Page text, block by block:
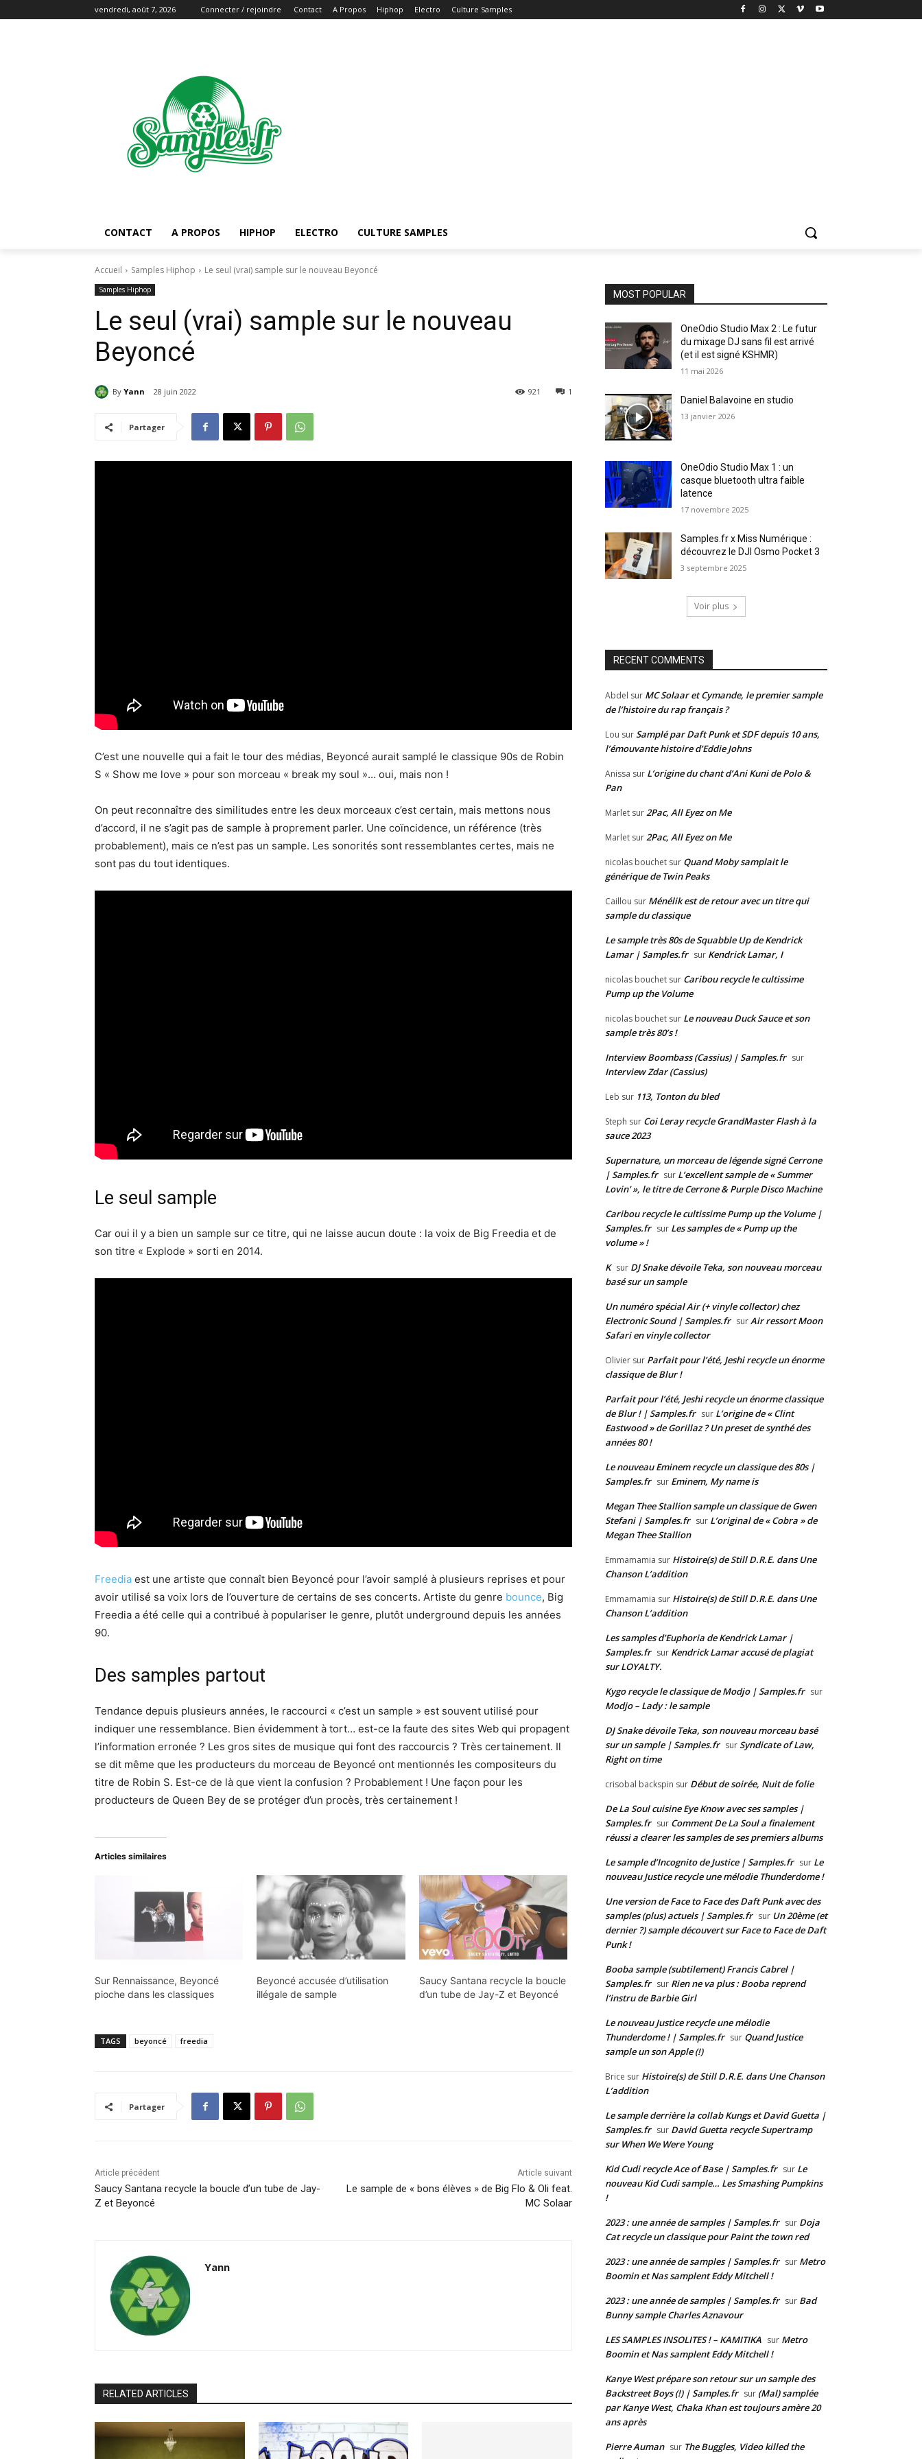
vendredi, août 7, 2026 Connecter / rejoindre Contact A Propos Hiphop Electro Culture Samples
CONTACT A PROPOS HIPHOP ELECTRO CULTURE SAMPLES
Accueil Samples Hiphop Le seul (vrai) sample sur le nouveau Beyoncé
Samples Hiphop
Le seul (vrai) sample sur le nouveau
Beyoncé
By Yann 28 juin 2022 1
921
Partager
C’est une nouvelle qui a fait le tour des médias, Beyoncé aurait samplé le classique 90s de Robin
S « Show me love » pour son morceau « break my soul »… oui, mais non !
On peut reconnaître des similitudes entre les deux morceaux c’est certain, mais mettons nous
d’accord, il ne s’agit pas de sample à proprement parler. Une coïncidence, un référence (très
probablement), mais ce n’est pas un sample. Les sonorités sont ressemblantes certes, mais ne
sont pas du tout identiques.
Le seul sample
Car oui il y a bien un sample sur ce titre, qui ne laisse aucun doute : la voix de Big Freedia et de
son titre « Explode » sorti en 2014.
Freedia est une artiste que connaît bien Beyoncé pour l’avoir samplé à plusieurs reprises et pour
avoir utilisé sa voix lors de l’ouverture de certains de ses concerts. Artiste du genre bounce, Big
Freedia a été celle qui a contribué à populariser le genre, plutôt underground depuis les années
90.
Des samples partout
Tendance depuis plusieurs années, le raccourci « c’est un sample » est souvent utilisé pour
indiquer une ressemblance. Bien évidemment à tort… est-ce la faute des sites Web qui propagent
l’information erronée ? Les gros sites de musique qui font des raccourcis ? Très certainement. Il
se dit même que les producteurs du morceau de Beyoncé ont mentionnés les compositeurs du
titre de Robin S. Est-ce de là que vient la confusion ? Probablement ! Une façon pour les
producteurs de Queen Bey de se protéger d’un procès, très certainement !
Articles similaires
Sur Rennaissance, Beyoncé
pioche dans les classiques
Beyoncé accusée d’utilisation
illégale de sample
Saucy Santana recycle la boucle
d’un tube de Jay-Z et Beyoncé
TAGS beyoncé freedia
Partager
Article précédent
Saucy Santana recycle la boucle d’un tube de Jay-
Z et Beyoncé
Article suivant
Le sample de « bons élèves » de Big Flo & Oli feat.
MC Solaar
Yann
RELATED ARTICLES
MOST POPULAR
OneOdio Studio Max 2 : Le futur
du mixage DJ sans fil est arrivé
(et il est signé KSHMR)
11 mai 2026
Daniel Balavoine en studio
13 janvier 2026
OneOdio Studio Max 1 : un
casque bluetooth ultra faible
latence
17 novembre 2025
Samples.fr x Miss Numérique :
découvrez le DJI Osmo Pocket 3
3 septembre 2025
Voir plus
RECENT COMMENTS
Abdel sur MC Solaar et Cymande, le premier sample
de l’histoire du rap français ?
Lou surSamplé par Daft Punk et SDF depuis 10 ans,
l’émouvante histoire d’Eddie Johns
Anissa sur L’origine du chant d’Ani Kuni de Polo &
Pan
Marlet sur2Pac, All Eyez on Me
Marlet sur2Pac, All Eyez on Me
nicolas bouchet sur Quand Moby samplait le
générique de Twin Peaks
Caillou sur Ménélik est de retour avec un titre qui
sample du classique
Le sample très 80s de Squabble Up de Kendrick
Lamar | Samples.fr sur Kendrick Lamar, I
nicolas bouchet sur Caribou recycle le cultissime
Pump up the Volume
nicolas bouchet sur Le nouveau Duck Sauce et son
sample très 80’s !
Interview Boombass (Cassius) | Samples.fr sur
Interview Zdar (Cassius)
Leb sur 113, Tonton du bled
Steph sur Coi Leray recycle GrandMaster Flash à la
sauce 2023
Supernature, un morceau de légende signé Cerrone
| Samples.fr sur L’excellent sample de « Summer
Lovin' », le titre de Cerrone & Purple Disco Machine
Caribou recycle le cultissime Pump up the Volume |
Samples.fr sur Les samples de « Pump up the
volume » !
K sur DJ Snake dévoile Teka, son nouveau morceau
basé sur un sample
Un numéro spécial Air (+ vinyle collector) chez
Electronic Sound | Samples.fr surAir ressort Moon
Safari en vinyle collector
Olivier sur Parfait pour l’été, Jeshi recycle un énorme
classique de Blur !
Parfait pour l’été, Jeshi recycle un énorme classique
de Blur ! | Samples.fr sur L’origine de « Clint
Eastwood » de Gorillaz ? Un preset de synthé des
années 80 !
Le nouveau Eminem recycle un classique des 80s |
Samples.fr sur Eminem, My name is
Megan Thee Stallion sample un classique de Gwen
Stefani | Samples.fr sur L’original de « Cobra » de
Megan Thee Stallion
Emmamamia sur Histoire(s) de Still D.R.E. dans Une
Chanson L’addition
Emmamamia sur Histoire(s) de Still D.R.E. dans Une
Chanson L’addition
Les samples d’Euphoria de Kendrick Lamar |
Samples.fr sur Kendrick Lamar accusé de plagiat
sur LOYALTY.
Kygo recycle le classique de Modjo | Samples.fr sur
Modjo – Lady : le sample
DJ Snake dévoile Teka, son nouveau morceau basé
sur un sample | Samples.fr surSyndicate of Law,
Right on time
crisobal backspin sur Début de soirée, Nuit de folie
De La Soul cuisine Eye Know avec ses samples |
Samples.fr sur Comment De La Soul a finalement
réussi a clearer les samples de ses premiers albums
Le sample d’Incognito de Justice | Samples.fr sur Le
nouveau Justice recycle une mélodie Thunderdome !
Une version de Face to Face des Daft Punk avec des
samples (plus) actuels | Samples.fr sur Un 20ème (et
dernier ?) sample découvert sur Face to Face de Daft
Punk !
Booba sample (subtilement) Francis Cabrel |
Samples.fr sur Rien ne va plus : Booba reprend
l’instru de Barbie Girl
Le nouveau Justice recycle une mélodie
Thunderdome ! | Samples.fr sur Quand Justice
sample un son Apple (!)
Brice sur Histoire(s) de Still D.R.E. dans Une Chanson
L’addition
Le sample derrière la collab Kungs et David Guetta |
Samples.fr sur David Guetta recycle Supertramp
sur When We Were Young
Kid Cudi recycle Ace of Base | Samples.fr sur Le
nouveau Kid Cudi sample… Les Smashing Pumpkins
!
2023 : une année de samples | Samples.fr sur Doja
Cat recycle un classique pour Paint the town red
2023 : une année de samples | Samples.fr sur Metro
Boomin et Nas samplent Eddy Mitchell !
2023 : une année de samples | Samples.fr sur Bad
Bunny sample Charles Aznavour
LES SAMPLES INSOLITES ! – KAMITIKA sur Metro
Boomin et Nas samplent Eddy Mitchell !
Kanye West prépare son retour sur un sample des
Backstreet Boys (!) | Samples.fr sur (Mal) samplée
par Kanye West, Chaka Khan est toujours amère 20
ans après
Pierre Auman sur The Buggles, Video killed the